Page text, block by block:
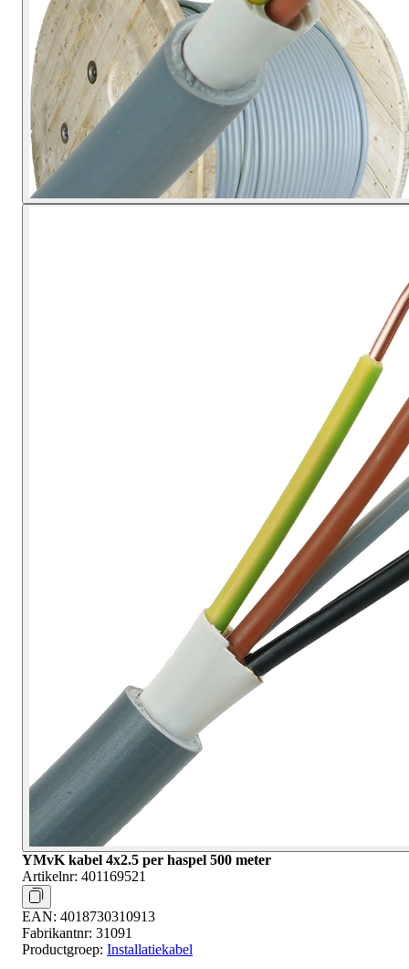
YMvK kabel 4x2.5 per haspel 500 meter
Artikelnr: 401169521
EAN: 4018730310913
Fabrikantnr: 31091
Productgroep: Installatiekabel